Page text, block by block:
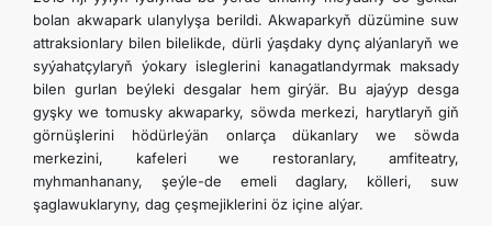
bolan akwapark ulanylyşa berildi. Akwaparkyň düzümine suw
attraksionlary bilen bilelikde, dürli ýaşdaky dynç alýanlaryň we
syýahatçylaryň ýokary isleglerini kanagatlandyrmak maksady
bilen gurlan beýleki desgalar hem girýär. Bu ajaýyp desga
gyşky we tomusky akwaparky, söwda merkezi, harytlaryň giň
görnüşlerini hödürleýän onlarça dükanlary we söwda
merkezini, kafeleri we restoranlary, amfiteatry,
myhmanhanany, şeýle-de emeli daglary, kölleri, suw
şaglawuklaryny, dag çeşmejiklerini öz içine alýar.